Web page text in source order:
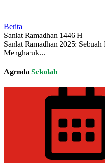
Berita
Sanlat Ramadhan 1446 H
Sanlat Ramadhan 2025:
Mengharuk...
Agenda Sekolah